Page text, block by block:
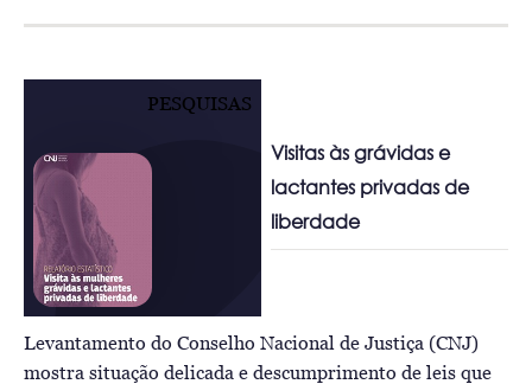
PESQUISAS
Visitas às grávidas e
lactantes privadas de
liberdade
Levantamento do Conselho Nacional de Justiça (CNJ)
mostra situação delicada e descumprimento de leis que